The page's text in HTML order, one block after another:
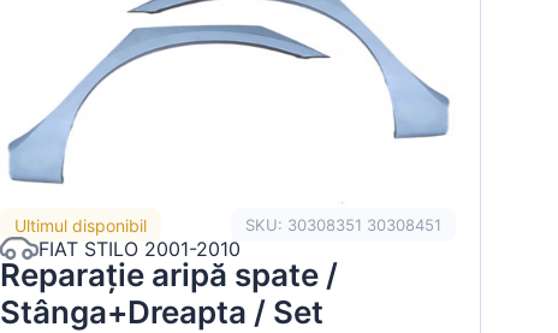
Ultimul disponibil SKU: 30308351 30308451
FIAT STILO 2001-2010
Reparație aripă spate /
Stânga+Dreapta / Set